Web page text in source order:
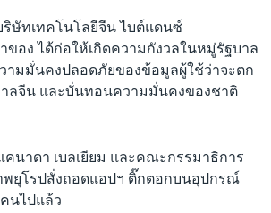
ษัทเทคโนโลยีจีน ไบต์แดนซ์
าของ ได้ก่อให้เกิดความกังวลในหมู่รัฐบาล
ามมั่นคงปลอดภัยของข้อมูลผู้ใช้ว่าจะตก
ลจีน และบั่นทอนความมั่นคงของชาติ
นาดา เบลเยียม และคณะกรรมาธิการ
พยุโรปสั่งถอดแอปฯ ติ๊กตอกบนอุปกรณ์
นไปแล้ว